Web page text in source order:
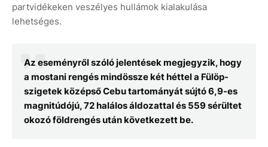
partvidékeken veszélyes hullámok kialakulása
lehetséges.
Az eseményről szóló jelentések megjegyzik, hogy
a mostani rengés mindössze két héttel a Fülöp-
szigetek középső Cebu tartományát sújtó 6,9-es
magnitúdójú, 72 halálos áldozattal és 559 sérültet
okozó földrengés után következett be.